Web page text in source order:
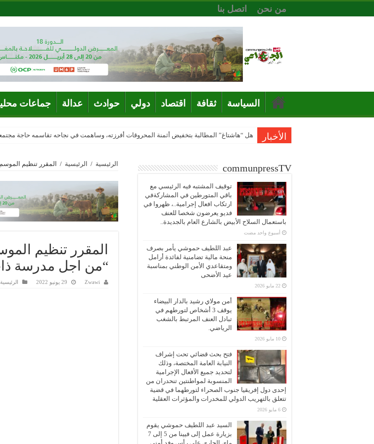
من نحن اتصل بنا
السياسة ثقافة اقتصاد دولي حوادث عدالة جماعات
الأخبار هل “هاشتاغ” المطالبة بتخفيض أثمنة المحروقات أفرزته، وساهمت في نجاحه تقاسمه حاجة
الرئيسية / الرئيسية / المقرر تنظيم الموسم الدراسي 2022/2023 تحت شعار “من
“من اجل مدرسة
Zwawi 29 يونيو 2022 الرئيسية
communpressTV
توقيف المشتبه فيه الرئيسي مع
باقي المتورطين في المشاركةفي
ارتكاب افعال إجرامية..، ظهروا في
فديو يعرضون شخصا للعنف
باستعمال السلاح الأبيض بالشارع العام بالجديدة..
‏أسبوع واحد مضت
عبد اللطيف حموشي يأمر بصرف
منحة مالية تضامنية لفائدة أرامل
ومتقاعدي الأمن الوطني بمناسبة
عيد الأضحى
22 مايو 2026
أمن مولاي رشيد بالدار البيضاء
يوقف 3 أشخاص لتورطهم في
تبادل العنف المرتبط بالشغب
الرياضي.
10 مايو 2026
فتح بحث قضائي تحت إشراف
النيابة العامة المختصة، وذلك
لتحديد جميع الأفعال الإجرامية
المنسوبة لمواطنتين تنحدران من
إحدى دول إفريقيا جنوب الصحراء لتورطهما في قضية
تتعلق بالتهريب الدولي للمخدرات والمؤثرات العقلية
6 مايو 2026
السيد عبد اللطيف حموشي يقوم
بزيارة عمل إلى فيينا من 5 إلى 7